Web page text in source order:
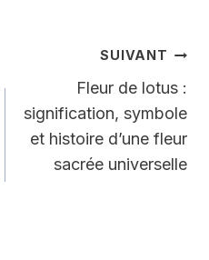
SUIVANT
Fleur de lotus :
signification, symbole
et histoire d’une fleur
sacrée universelle